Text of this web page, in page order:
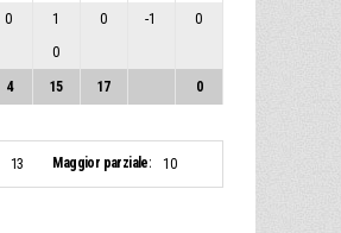
0 1 0 -1
0
0
4 15 17 0
13 Maggior parziale: 10